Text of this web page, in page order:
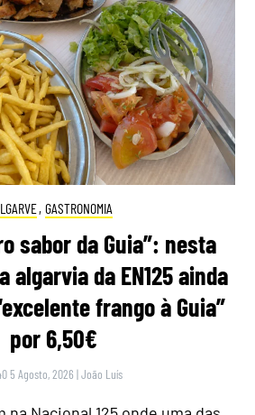
, GASTRONOMIA
sabor da Guia”: nesta
da EN125 ainda
frango à Guia”
por 6,50€
5 Agosto, 2026 |João Luís